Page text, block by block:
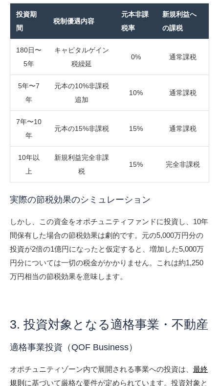
投資期
間
税制優遇内容
元本非課
税率
新規利益へ
の課税
180日〜
5年
キャピタルゲイン
税繰延
0% 通常課税
5年〜7
年
元本の10%非課税
追加
10% 通常課税
7年〜10
年
元本の15%非課税 15% 通常課税
10年以
上
新規利益完全非課
税
15% 完全非課税
実際の節税効果のシミュレーション
しかし、この資金をオポチュニティファンドに投資し、10年
間保有した場合の節税効果は劇的です。元の5,000万円分の
投資が2倍の1億円になったと仮定すると、増加した5,000万
円分については一切の税金がかかりません。これは約1,250
万円相当の節税効果を意味します。
3. 投資対象となる適格事業・不動産
適格事業投資（QOF Business）
オポチュニティゾーン内で展開される事業への投資は、 最終
規則 に基づいて厳格な要件が定められています。投資対象と